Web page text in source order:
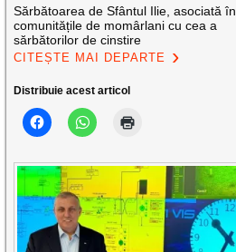
Sărbătoarea de Sfântul Ilie, asociată în
comunitățile de momârlani cu cea a
sărbătorilor de cinstire
CITEȘTE MAI DEPARTE
Distribuie acest articol